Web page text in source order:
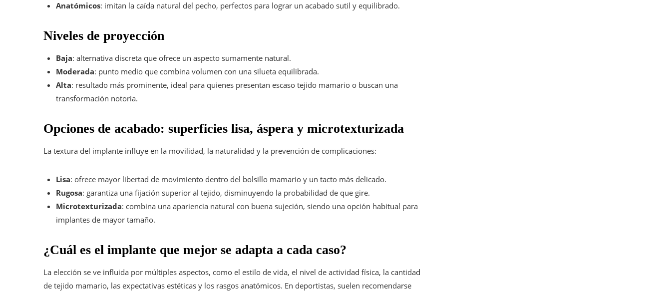
Anatómicos: imitan la caída natural del pecho, perfectos para lograr un acabado sutil y equilibrado.
Niveles de proyección
Baja: alternativa discreta que ofrece un aspecto sumamente natural.
Moderada: punto medio que combina volumen con una silueta equilibrada.
Alta: resultado más prominente, ideal para quienes presentan escaso tejido mamario o buscan una
transformación notoria.
Opciones de acabado: superficies lisa, áspera y microtexturizada
La textura del implante influye en la movilidad, la naturalidad y la prevención de complicaciones:
Lisa: ofrece mayor libertad de movimiento dentro del bolsillo mamario y un tacto más delicado.
Rugosa: garantiza una fijación superior al tejido, disminuyendo la probabilidad de que gire.
Microtexturizada: combina una apariencia natural con buena sujeción, siendo una opción habitual para
implantes de mayor tamaño.
¿Cuál es el implante que mejor se adapta a cada caso?
La elección se ve influida por múltiples aspectos, como el estilo de vida, el nivel de actividad física, la cantidad
de tejido mamario, las expectativas estéticas y los rasgos anatómicos. En deportistas, suelen recomendarse